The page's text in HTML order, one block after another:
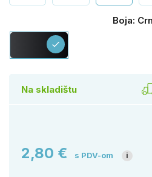
Boja:
Crna
check
Na skladištu
2,80 € s PDV-om i